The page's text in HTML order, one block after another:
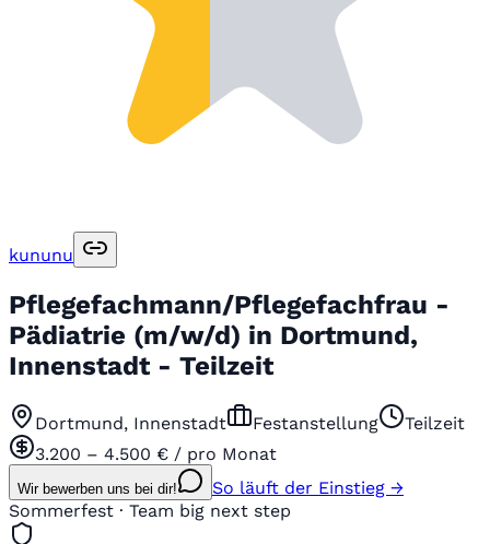
kununu
Pflegefachmann/Pflegefachfrau -
Pädiatrie (m/w/d) in Dortmund,
Innenstadt - Teilzeit
Dortmund, Innenstadt Festanstellung
Teilzeit
3.200 – 4.500 € / pro Monat
Wir bewerben uns bei dir!
So läuft der Einstieg →
Sommerfest · Team big next step